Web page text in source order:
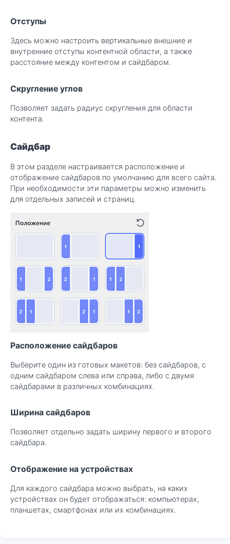
Отступы
Здесь можно настроить вертикальные внешние и
внутренние отступы контентной области, а также
расстояние между контентом и сайдбаром.
Скругление углов
Позволяет задать радиус скругления для области
контента.
Сайдбар
В этом разделе настраивается расположение и
отображение сайдбаров по умолчанию для всего сайта.
При необходимости эти параметры можно изменить
для отдельных записей и страниц.
Расположение сайдбаров
Выберите один из готовых макетов: без сайдбаров, с
одним сайдбаром слева или справа, либо с двумя
сайдбарами в различных комбинациях.
Ширина сайдбаров
Позволяет отдельно задать ширину первого и второго
сайдбара.
Отображение на устройствах
Для каждого сайдбара можно выбрать, на каких
устройствах он будет отображаться: компьютерах,
планшетах, смартфонах или их комбинациях.